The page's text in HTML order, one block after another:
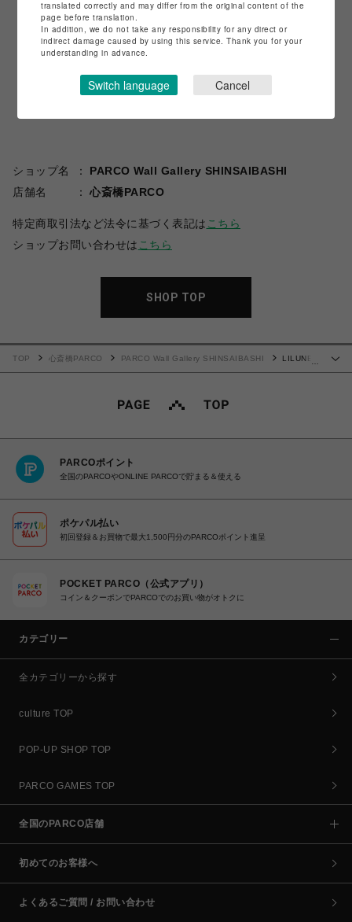
ショップ名
PARCO Wall Gallery SHINSAIBASHI
店舗名
心斎橋PARCO
特定商取引法など法令に基づく表記は こちら
ショップお問い合わせは こちら
SHOP TOP
TOP 心斎橋PARCO PARCO Wall Gallery SHINSAIBASHI
LILUNE
PARCOポイント
全国のPARCOやONLINE PARCOで貯まる＆使える
ポケパル払い
初回登録＆お買物で最大1,500円分のPARCOポイント進呈
POCKET PARCO（公式アプリ）
コイン＆クーポンでPARCOでのお買い物がオトクに
カテゴリー
全カテゴリーから探す
culture TOP
POP-UP SHOP TOP
PARCO GAMES TOP
全国のPARCO店舗
初めてのお客様へ
よくあるご質問 / お問い合わせ
translated correctly and may differ from the original content of the
page before translation.
In addition, we do not take any responsibility for any direct or
indirect damage caused by using this service. Thank you for your
understanding in advance.
Switch language Cancel